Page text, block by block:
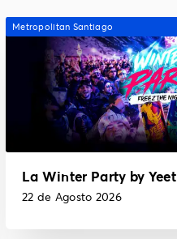
Metropolitan Santiago
La Winter Party by Yeet
22 de Agosto 2026